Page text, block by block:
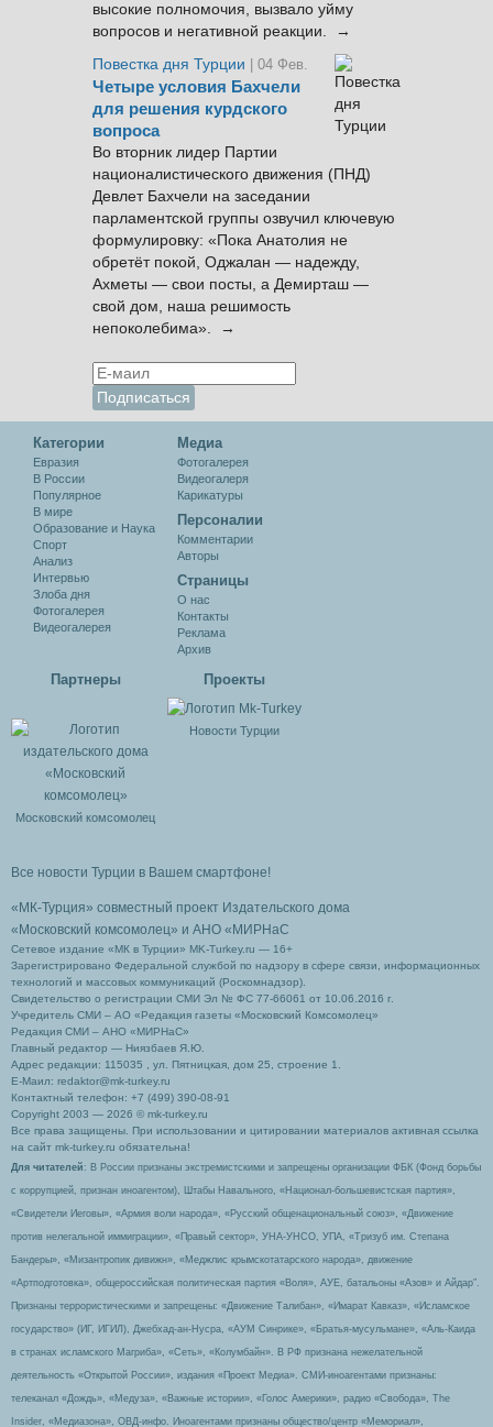
высокие полномочия, вызвало уйму
вопросов и негативной реакции. →
Повестка дня Турции
| 04 Фев.
Четыре условия Бахчели
для решения курдского
вопроса
Во вторник лидер Партии
националистического движения (ПНД)
Девлет Бахчели на заседании
парламентской группы озвучил ключевую
формулировку: «Пока Анатолия не
обретёт покой, Оджалан — надежду,
Ахметы — свои посты, а Демирташ —
свой дом, наша решимость
непоколебима». →
Категории
Евразия
В России
Популярное
В мире
Образование и Наука
Спорт
Анализ
Интервью
Злоба дня
Фотогалерея
Видеогалерея
Медиа
Фотогалерея
Видеогалеря
Карикатуры
Персоналии
Комментарии
Авторы
Cтраницы
О нас
Контакты
Реклама
Архив
Партнеры
Московский комсомолец
Проекты
Новости Турции
Все новости Турции в Вашем смартфоне!
«МК-Турция» совместный проект Издательского дома
«Московский комсомолец» и АНО «МИРНаС
Сетевое издание «МК в Турции» MK-Turkey.ru — 16+
Зарегистрировано Федеральной службой по надзору в сфере связи, информационных
технологий и массовых коммуникаций (Роскомнадзор).
Свидетельство о регистрации СМИ Эл № ФС 77-66061 от 10.06.2016 г.
Учредитель СМИ – АО «Редакция газеты «Московский Комсомолец»
Редакция СМИ – АНО «МИРНаС»
Главный редактор — Ниязбаев Я.Ю.
Адрес редакции: 115035 , ул. Пятницкая, дом 25, строение 1.
Е-Маил: redaktor@mk-turkey.ru
Контактный телефон: +7 (499) 390-08-91
Copyright 2003 — 2026 © mk-turkey.ru
Все права защищены. При использовании и цитировании материалов активная ссылка
на сайт mk-turkey.ru обязательна!
Для читателей : В России признаны экстремистскими и запрещены организации ФБК (Фонд борьбы
с коррупцией, признан иноагентом), Штабы Навального, «Национал-большевистская партия»,
«Свидетели Иеговы», «Армия воли народа», «Русский общенациональный союз», «Движение
против нелегальной иммиграции», «Правый сектор», УНА-УНСО, УПА, «Тризуб им. Степана
Бандеры», «Мизантропик дивижн», «Меджлис крымскотатарского народа», движение
«Артподготовка», общероссийская политическая партия «Воля», АУЕ, батальоны «Азов» и Айдар″.
Признаны террористическими и запрещены: «Движение Талибан», «Имарат Кавказ», «Исламское
государство» (ИГ, ИГИЛ), Джебхад-ан-Нусра, «АУМ Синрике», «Братья-мусульмане», «Аль-Каида
в странах исламского Магриба», «Сеть», «Колумбайн». В РФ признана нежелательной
деятельность «Открытой России», издания «Проект Медиа». СМИ-иноагентами признаны:
телеканал «Дождь», «Медуза», «Важные истории», «Голос Америки», радио «Свобода», The
Insider, «Медиазона», ОВД-инфо. Иноагентами признаны общество/центр «Мемориал»,